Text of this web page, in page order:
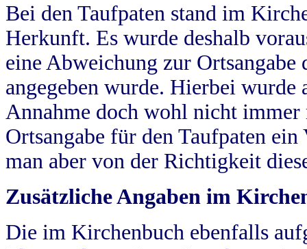
Bei den Taufpaten stand im
Herkunft. Es wurde deshalb
eine Abweichung zur
angegeben wurde. Hierbei wurde
Annahme doch wohl nicht
Ortsangabe für den Taufpaten
man aber von der Richtigkeit
Zusätzliche Angaben im
Die im Kirchenbuch ebenfalls